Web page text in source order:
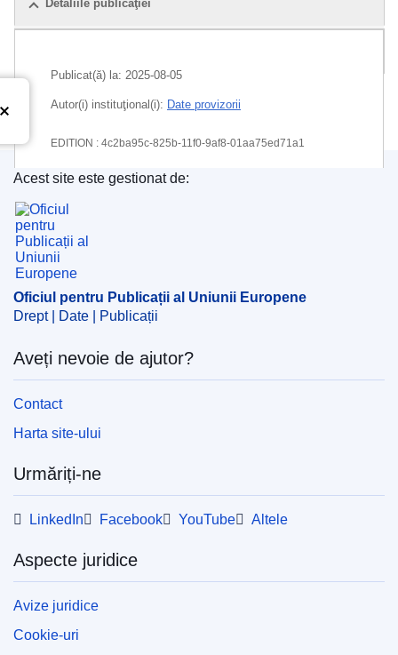
Detaliile publicaţiei
Publicat(ă) la: 2025-08-05
Autor(i) instituţional(i): Date provizorii
EDITION : 4c2ba95c-825b-11f0-9af8-01aa75ed71a1
EDITION : df41a1ab-a90b-11f0-89c6-01aa75ed71a1
Oficiul pentru Publicații al Uniunii Europene
Acest site este gestionat de:
Oficiul pentru Publicații al Uniunii Europene
Drept | Date | Publicații
Aveți nevoie de ajutor?
Contact
Harta site-ului
Urmăriți-ne
LinkedIn Facebook YouTube Altele
Aspecte juridice
Avize juridice
Cookie-uri